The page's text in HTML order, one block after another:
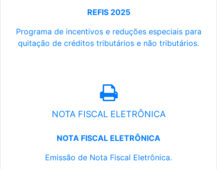
REFIS 2025
Programa de incentivos e reduções especiais para
quitação de créditos tributários e não tributários.
NOTA FISCAL ELETRÔNICA
NOTA FISCAL ELETRÔNICA
Emissão de Nota Fiscal Eletrônica.